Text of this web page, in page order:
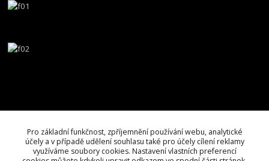
Pro základní funkčnost, zpříjemnění používání webu, analytické
účely a v případě udělení souhlasu také pro účely cílení reklamy
využíváme soubory cookies. Nastavení vlastních preferencí